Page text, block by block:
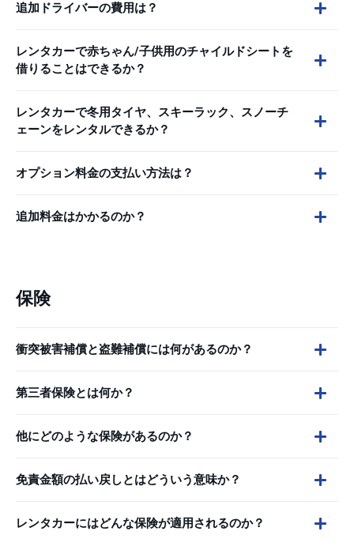
追加ドライバーの費用は？
レンタカーで赤ちゃん/子供用のチャイルドシートを
借りることはできるか？
レンタカーで冬用タイヤ、スキーラック、スノーチ
ェーンをレンタルできるか？
オプション料金の支払い方法は？
追加料金はかかるのか？
保険
衝突被害補償と盗難補償には何があるのか？
第三者保険とは何か？
他にどのような保険があるのか？
免責金額の払い戻しとはどういう意味か？
レンタカーにはどんな保険が適用されるのか？